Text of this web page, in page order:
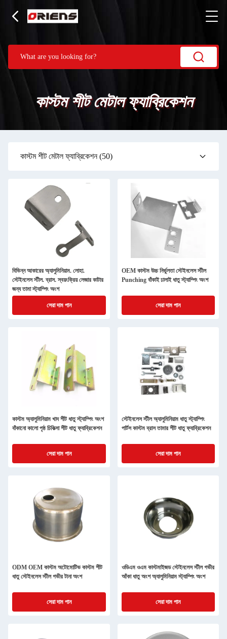
কাস্টম শীট মেটাল ফ্যাব্রিকেশন
কাস্টম শীট মেটাল ফ্যাব্রিকেশন(50)
বিভিন্ন আকারের অ্যালুমিনিয়াম. লোহা.
স্টেইনলেস স্টীল. ব্রাস. স্বয়ংক্রিয় লেজার কাটার
জন্য তামা স্ট্যাম্পিং অংশ
সেরা দাম পান
OEM কাস্টম উচ্চ নির্ভুলতা স্টেইনলেস স্টীল
Punching বাঁকাই ঢালাই ধাতু স্ট্যাম্পিং অংশ
সেরা দাম পান
কাস্টম অ্যালুমিনিয়াম খাদ শীট ধাতু স্ট্যাম্পিং অংশ
বাঁকানো কালো পৃষ্ঠ চিকিত্সা শীট ধাতু ফ্যাব্রিকেশন
সেরা দাম পান
স্টেইনলেস স্টীল অ্যালুমিনিয়াম ধাতু স্ট্যাম্পিং
পার্টস কাস্টম ব্রাস তামার শীট ধাতু ফ্যাব্রিকেশন
সেরা দাম পান
ODM OEM কাস্টম অটোমোটিভ কাস্টম শীট
ধাতু স্টেইনলেস স্টীল গভীর টানা অংশ
সেরা দাম পান
ওডিএম ওএম কাস্টমাইজড স্টেইনলেস স্টীল গভীর
আঁকা ধাতু অংশ অ্যালুমিনিয়াম স্ট্যাম্পিং অংশ
সেরা দাম পান